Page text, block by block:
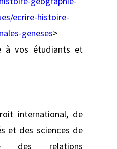
ecrire-histoire-
geneses>
à vos étudiants et
international, de
et des sciences de
des relations